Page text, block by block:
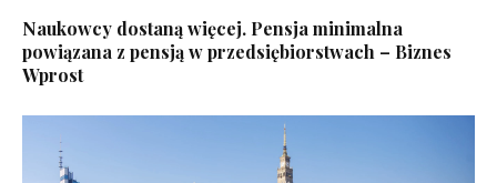
Naukowcy dostaną więcej. Pensja minimalna
powiązana z pensją w przedsiębiorstwach – Biznes
Wprost